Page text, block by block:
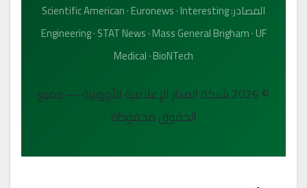
المصادر: Scientific American · Euronews · Interesting
Engineering · STAT News · Mass General Brigham · UF
Medical · BioNTech
© 2026 شبكة المدار الإعلامية الأوروبية — جميع
الحقوق محفوظة